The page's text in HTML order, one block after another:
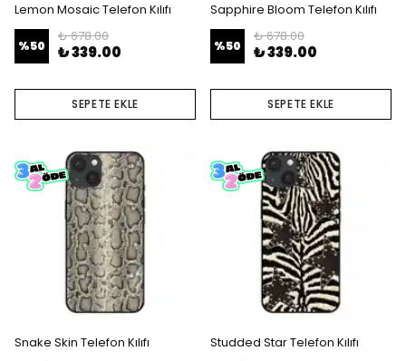
Lemon Mosaic Telefon Kılıfı
%50
₺ 678.00
₺ 339.00
SEPETE EKLE
Sapphire Bloom Telefon Kılıfı
%50
₺ 678.00
₺ 339.00
SEPETE EKLE
Snake Skin Telefon Kılıfı Studded Star Telefon Kılıfı